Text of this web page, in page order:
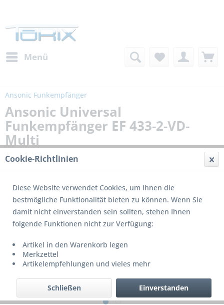
Menü
Ansonic Funkempfänger
Ansonic Universal
Funkempfänger EF 433-2-VD-
Multi
Cookie-Richtlinien
Diese Website verwendet Cookies, um Ihnen die
bestmögliche Funktionalität bieten zu können. Wenn Sie
damit nicht einverstanden sein sollten, stehen Ihnen
folgende Funktionen nicht zur Verfügung:
Artikel in den Warenkorb legen
Merkzettel
Artikelempfehlungen und vieles mehr
Einverstanden
Schließen